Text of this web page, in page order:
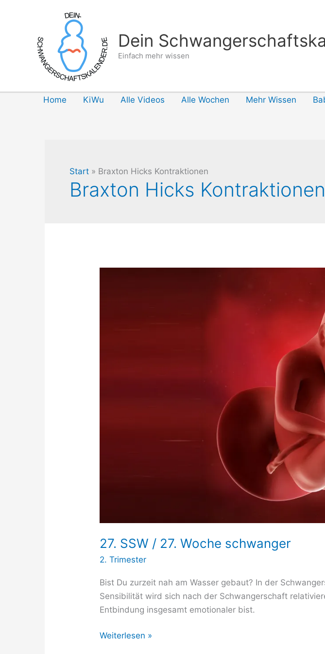
Dein
Einfach mehr wissen
Home KiWu Alle Videos Alle Wochen Mehr Wissen
Start Braxton Hicks Kontraktionen
Braxton Hicks Kontraktionen
27. SSW / 27. Woche schwanger
2. Trimester
Bist Du zurzeit nah am Wasser gebaut? In der
Sensibilität wird sich nach der Schwangerschaft
Entbindung insgesamt emotionaler bist.
27.
Weiterlesen »